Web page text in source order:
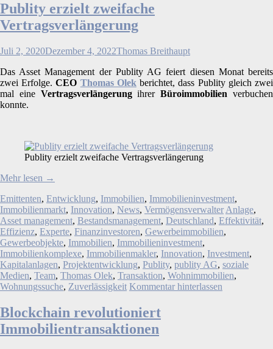
Publity erzielt zweifache
Vertragsverlängerung
Juli 2, 2020Dezember 4, 2022Thomas Breithaupt
Das Asset Management der Publity AG feiert diesen Monat bereits
zwei Erfolge.CEO Thomas Olek berichtet, dass Publity gleich zwei
mal eine VertragsverlängerungihrerBüroimmobilien verbuchen
konnte.
Publity erzielt zweifache Vertragsverlängerung
Mehr lesen →
Emittenten, Entwicklung, Immobilien, Immobilieninvestment,
Immobilienmarkt, Innovation, News, Vermögensverwalter Anlage,
Asset management, Bestandsmanagement, Deutschland, Effektivität,
Effizienz, Experte, Finanzinvestoren, Gewerbeimmobilien,
Gewerbeobjekte, Immobilien, Immobilieninvestment,
Immobilienkomplexe, Immobilienmakler, Innovation, Investment,
Kapitalanlagen, Projektentwicklung, Publity, publity AG, soziale
Medien, Team, Thomas Olek, Transaktion, Wohnimmobilien,
Wohnungssuche, Zuverlässigkeit Kommentar hinterlassen
Blockchain revolutioniert
Immobilientransaktionen